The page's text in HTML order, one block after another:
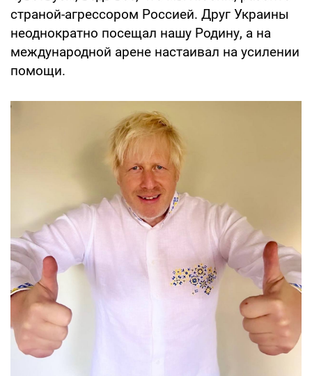
страной-агрессором Россией. Друг Украины
неоднократно посещал нашу Родину, а на
международной арене настаивал на усилении
помощи.